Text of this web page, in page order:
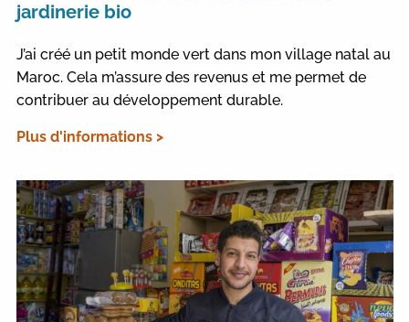
jardinerie bio
J’ai créé un petit monde vert dans mon village natal au
Maroc. Cela m’assure des revenus et me permet de
contribuer au développement durable.
Plus d'informations >